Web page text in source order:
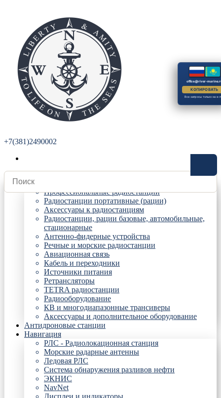
+7(381)2490002
Радиостанции
Профессиональные радиостанции
Радиостанции портативные (рации)
Аксессуары к радиостанциям
Радиостанции, рации базовые, автомобильные,
стационарные
Антенно-фидерные устройства
Речные и морские радиостанции
Авиационная связь
Кабель и переходники
Источники питания
Ретрансляторы
TETRA радиостанции
Радиооборудование
КВ и многодиапазонные трансиверы
Аксессуары и дополнительное оборудование
Антидроновые станции
Навигация
РЛС - Радиолокационная станция
Морские радарные антенны
Ледовая РЛС
Система обнаружения разливов нефти
ЭКНИС
NavNet
Дисплеи и индикаторы
office@river-
КОПИРОВАТЬ
Все запросы только на e-